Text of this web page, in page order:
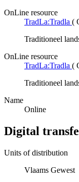
OnLine resource
TradLa:Tradla (
Traditioneel
OnLine resource
TradLa:Tradla (
Traditioneel
Name
Online
Digital
Units of distribution
Vlaams Gewest